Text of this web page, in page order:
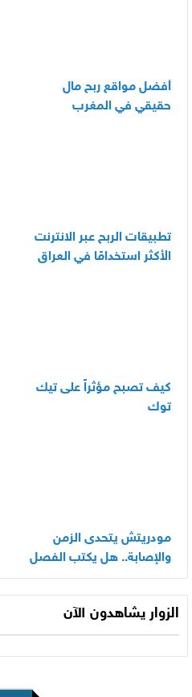
أفضل مواقع ربح مال
حقيقي في المغرب
تطبيقات الربح عبر الانترنت
الأكثر استخدامًا في العراق
كيف تصبح مؤثراً على تيك
توك
مودريتش يتحدى الزمن
والإصابة.. هل يكتب الفصل
الأخير في أسطورته
المونديالية؟
الزوار يشاهدون الآن